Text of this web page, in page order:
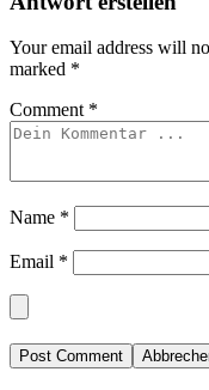
Your email address will
marked *
Comment *
Name *
Email *